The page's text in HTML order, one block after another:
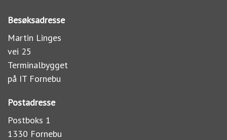
Besøksadresse
Martin Linges
vei 25
Terminalbygget
på IT Fornebu
Postadresse
Postboks 1
1330 Fornebu